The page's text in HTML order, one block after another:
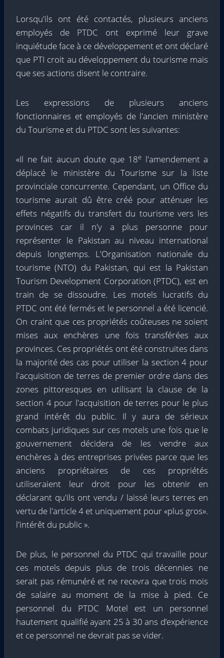
Lorsqu'ils ont été contactés, plusieurs anciens
employés de PTDC ont exprimé leur grave
inquiétude face à ce développement et ont déclaré
que PTI croit au développement du tourisme mais
que ses actions disent le contraire.
Les expressions de plusieurs anciens
fonctionnaires et employés de l'ancien ministère
du Tourisme et du PTDC sont les suivantes:
«Il ne fait aucun doute que 18e l'amendement a
déplacé le ministère du Tourisme sur la liste
provinciale concurrente. Cependant, un Office du
tourisme aurait dû être créé pour atténuer les
effets négatifs du transfert du tourisme vers les
provinces car il n'y a plus personne pour
représenter le Pakistan au niveau international
depuis longtemps. L'Organisation nationale du
tourisme (NTO) du Pakistan, qui est la Pakistan
Tourism Development Corporation (PTDC), est en
train de se dissoudre. Les motels lucratifs du
PTDC ont été fermés et le personnel a été licencié.
On craint que ces propriétés coûteuses ne soient
mises aux enchères une fois transférées aux
provinces. Ces propriétés ont été construites dans
la majorité des cas pour utiliser la section 4 pour
l'acquisition de terres de premier ordre dans des
zones pittoresques en utilisant la clause de la
section 4 pour l'acquisition de terres pour le plus
grand intérêt du public. Il y aura de sérieux
combats juridiques sur ces motels une fois que le
gouvernement décidera de les vendre aux
enchères à des entreprises privées parce que les
anciens propriétaires de ces propriétés
utiliseraient leur droit pour les obtenir en
déclarant qu'ils ont vendu / laissé leurs terres en
vertu de l'article 4 et uniquement pour «plus gros».
l'intérêt du public ».
De plus, le personnel du PTDC qui travaille pour
ces motels depuis plus de trois décennies ne
serait pas rémunéré et ne recevra que trois mois
de salaire au moment de la mise à pied. Ce
personnel du PTDC Motel est un personnel
hautement qualifié ayant 25 à 30 ans d’expérience
et ce personnel ne devrait pas se vider.